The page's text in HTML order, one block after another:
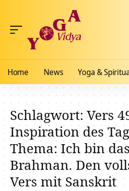
Home News Yoga &
Schlagwort:Vers
Inspiration des
Thema: Ich bin
Brahman. Den
Vers mit Sanskrit